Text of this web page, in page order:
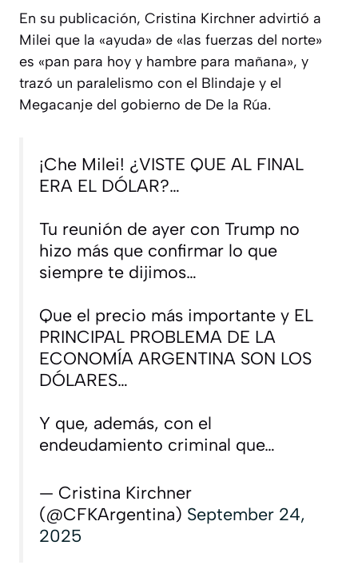
En su publicación, Cristina Kirchner advirtió a
Milei que la «ayuda» de «las fuerzas del norte»
es «pan para hoy y hambre para mañana», y
trazó un paralelismo con el Blindaje y el
Megacanje del gobierno de De la Rúa.
¡Che Milei! ¿VISTE QUE AL FINAL
ERA EL DÓLAR?…
Tu reunión de ayer con Trump no
hizo más que confirmar lo que
siempre te dijimos…
Que el precio más importante y EL
PRINCIPAL PROBLEMA DE LA
ECONOMÍA ARGENTINA SON LOS
DÓLARES…
Y que, además, con el
endeudamiento criminal que…
— Cristina Kirchner
(@CFKArgentina) September 24,
2025